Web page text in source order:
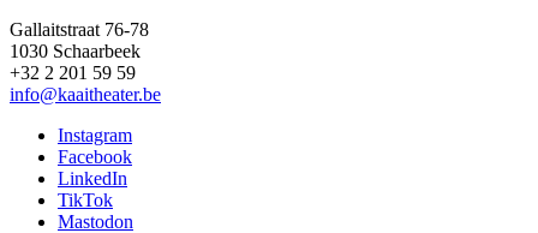
Gallaitstraat 76-78
1030 Schaarbeek
+32 2 201 59 59
info@kaaitheater.be
Instagram
Facebook
LinkedIn
TikTok
Mastodon